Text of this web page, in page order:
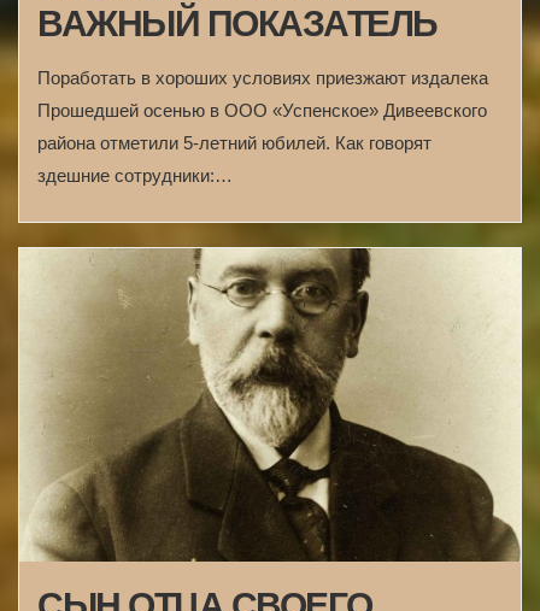
ВАЖНЫЙ ПОКАЗАТЕЛЬ
Поработать в хороших условиях приезжают издалека
Прошедшей осенью в ООО «Успенское» Дивеевского
района отметили 5-летний юбилей. Как говорят
здешние сотрудники:…